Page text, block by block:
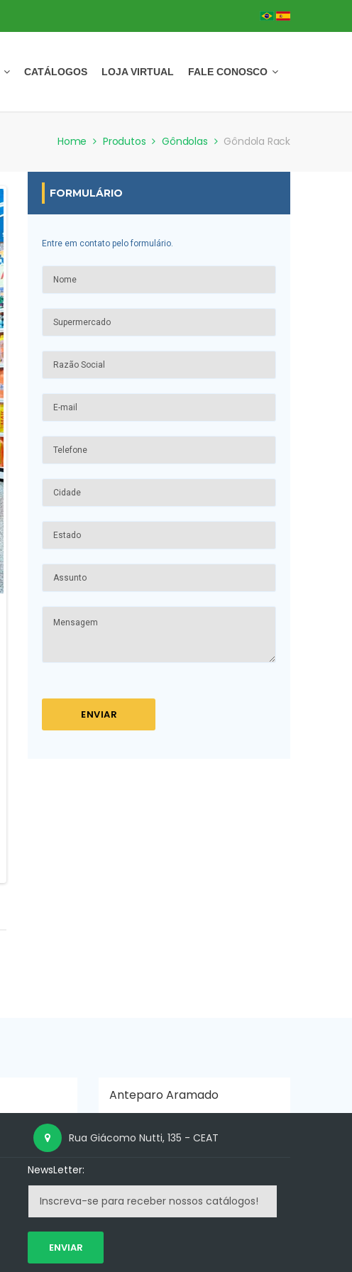
CATÁLOGOS LOJA VIRTUAL FALE CONOSCO
Home Produtos Gôndolas Gôndola Rack
FORMULÁRIO
Entre em contato pelo formulário.
Anteparo Aramado
Rua Giácomo Nutti, 135 - CEAT
NewsLetter:
ENVIAR